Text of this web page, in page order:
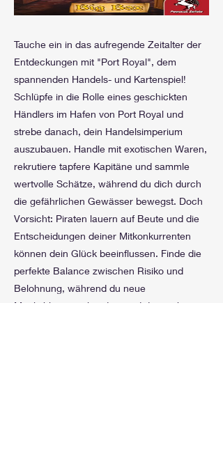
Tauche ein in das aufregende Zeitalter der
Entdeckungen mit "Port Royal", dem
spannenden Handels- und Kartenspiel!
Schlüpfe in die Rolle eines geschickten
Händlers im Hafen von Port Royal und
strebe danach, dein Handelsimperium
auszubauen. Handle mit exotischen Waren,
rekrutiere tapfere Kapitäne und sammle
wertvolle Schätze, während du dich durch
die gefährlichen Gewässer bewegst. Doch
Vorsicht: Piraten lauern auf Beute und die
Entscheidungen deiner Mitkonkurrenten
können dein Glück beeinflussen. Finde die
perfekte Balance zwischen Risiko und
Belohnung, während du neue
Möglichkeiten erkundest und die reichsten